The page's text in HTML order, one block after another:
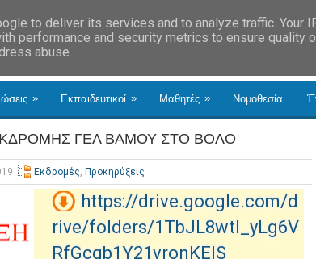
» Εκπαιδευτικοί » Μαθητές » Νομοθεσία
ΓΕΛ ΒΑΜΟΥ ΣΤΟ ΒΟΛΟ
Εκδρομές, Προκηρύξεις
https://drive.google.com/d
rive/folders/1TbJL8wtl_yLg6V
RfGcqb1Y21vronKEIS
to deliver its services and to analyze traffic. Your
performance and security metrics to ensure quality
abuse.